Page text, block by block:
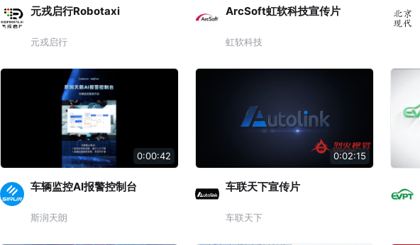
元戎启行Robotaxi
元戎启行
ArcSoft虹软科技宣传片
虹软科技
0:00:42
车辆监控AI报警控制台
斯润天朗
0:02:15
车联天下宣传片
车联天下